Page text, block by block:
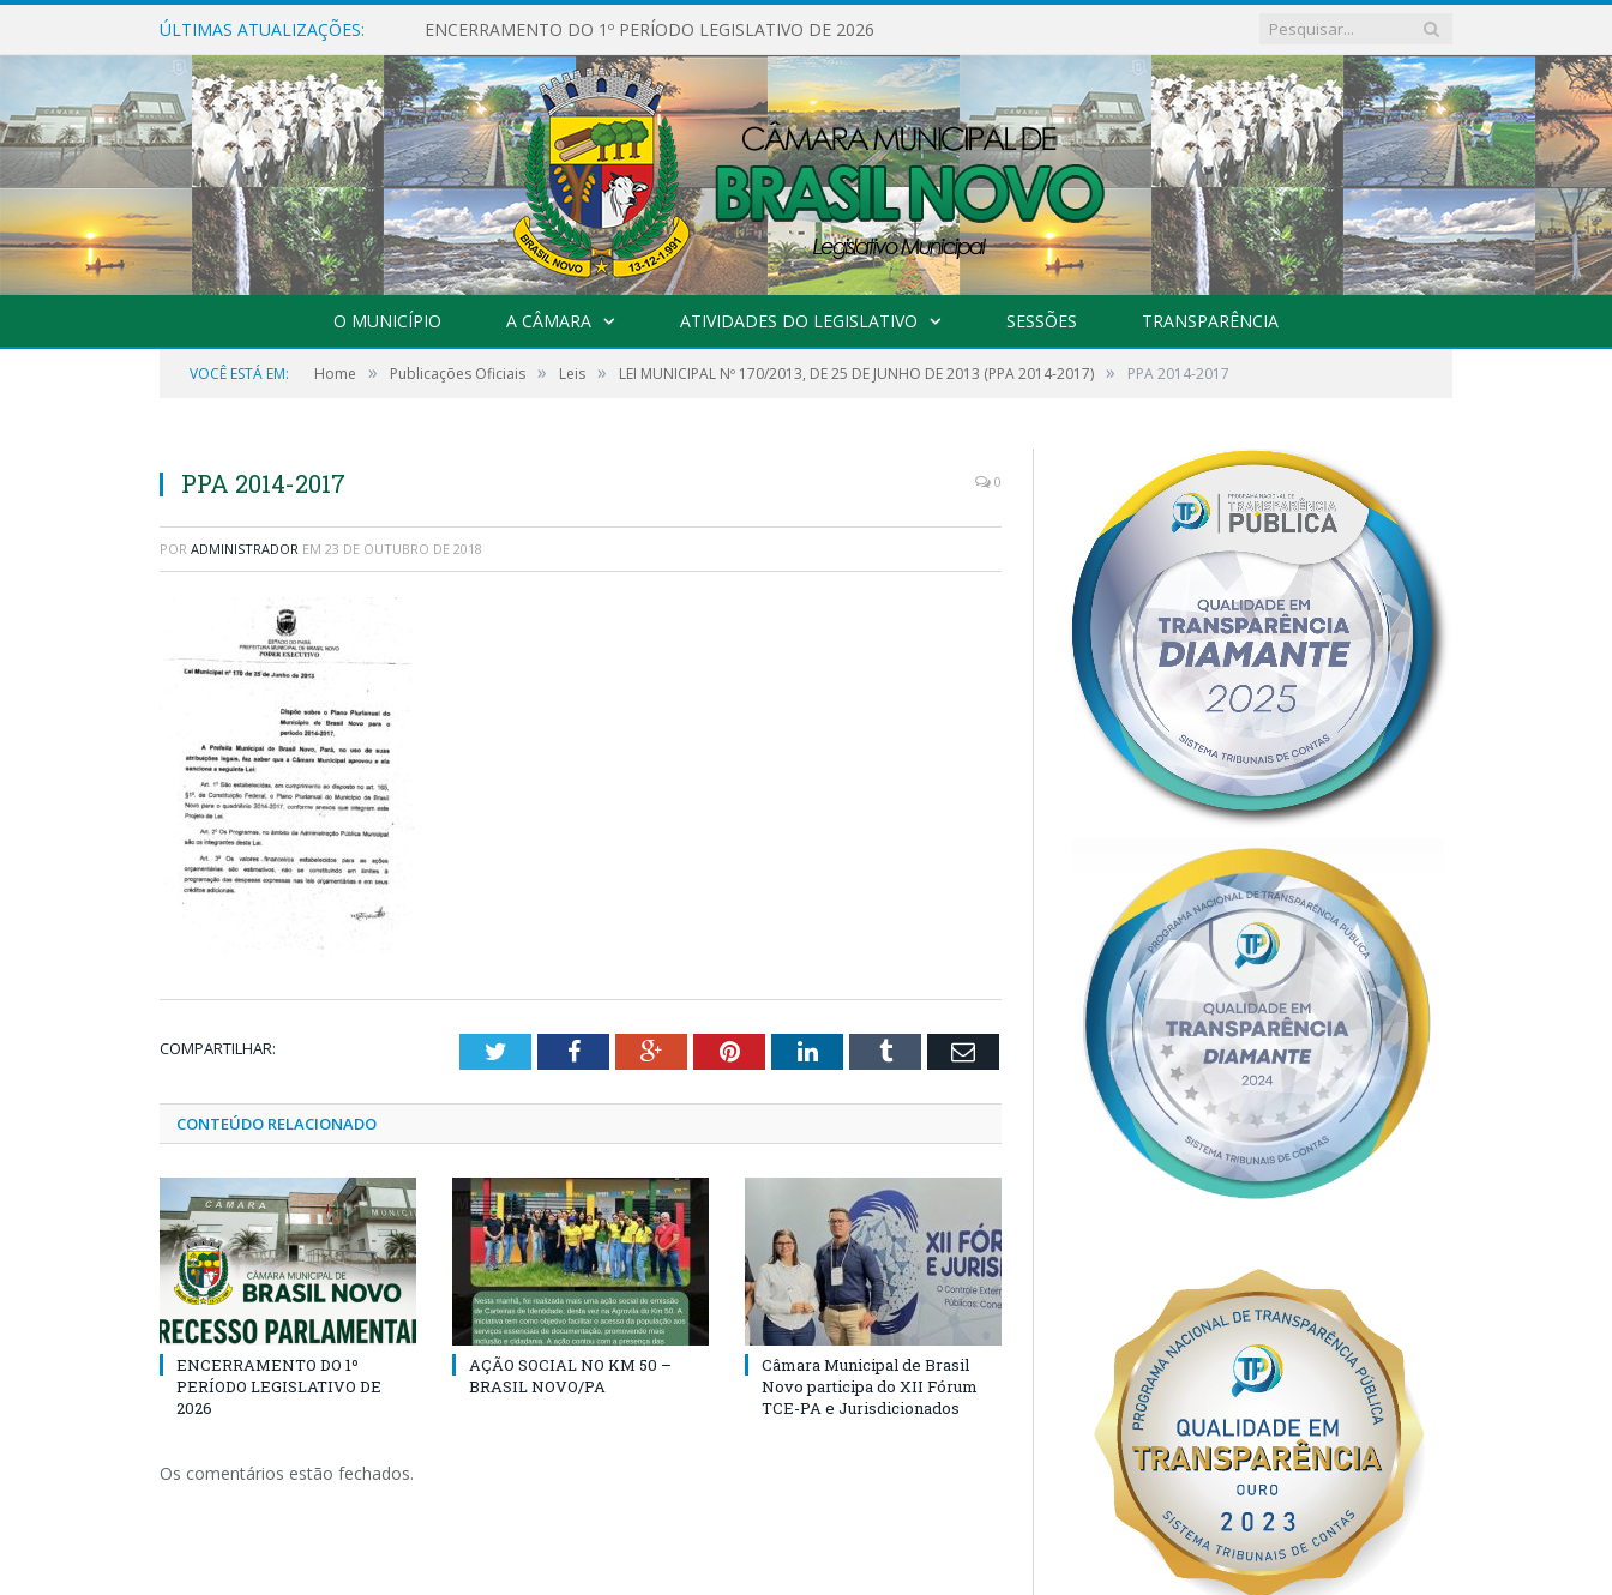
ÚLTIMAS ATUALIZAÇÕES: ENCERRAMENTO DO 1º PERÍODO LEGISLATIVO DE 2026
O MUNICÍPIO A CÂMARA ATIVIDADES DO LEGISLATIVO SESSÕES TRANSPARÊNCIA
VOCÊ ESTÁ EM: Home » Publicações Oficiais » Leis » LEI MUNICIPAL Nº 170/2013, DE 25 DE JUNHO DE 2013 (PPA 2014-2017) » PPA 2014-2017
PPA 2014-2017 0
POR ADMINISTRADOR EM 23 DE OUTUBRO DE 2018
COMPARTILHAR: TwitterFacebookGoogle+PinterestLinkedInTumblr Email
CONTEÚDO RELACIONADO
ENCERRAMENTO DO 1º
PERÍODO LEGISLATIVO DE
2026
AÇÃO SOCIAL NO KM 50 –
BRASIL NOVO/PA
Câmara Municipal de Brasil
Novo participa do XII Fórum
TCE-PA e Jurisdicionados
Os comentários estão fechados.